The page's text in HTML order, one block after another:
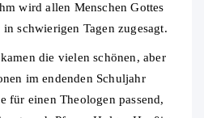
wird allen Menschen Gottes
schwierigen Tagen zugesagt.
die vielen schönen, aber
im endenden Schuljahr
für einen Theologen passend,